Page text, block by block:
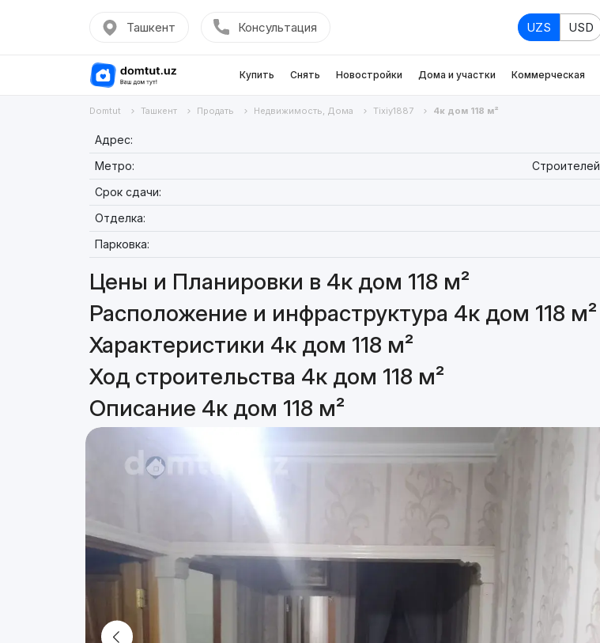
Ташкент Консультация UZS USD
Купить Снять Новостройки Дома и участки Коммерческая
Domtut Ташкент Продать Недвижимость, Дома Tixiy1887 4к дом 118 м²
Адрес:
Метро:
Строителей
Срок сдачи:
Отделка:
Парковка:
Цены и Планировки в 4к дом 118 м²
Расположение и инфраструктура 4к дом 118 м²
Характеристики 4к дом 118 м²
Ход строительства 4к дом 118 м²
Описание 4к дом 118 м²